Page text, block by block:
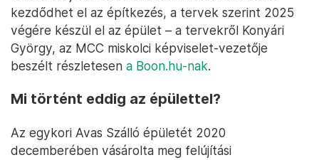
kezdődhet el az építkezés, a tervek szerint 2025
végére készül el az épület – a tervekről Konyári
György, az MCC miskolci képviselet-vezetője
beszélt részletesen a Boon.hu-nak.
Mi történt eddig az épülettel?
Az egykori Avas Szálló épületét 2020
decemberében vásárolta meg felújítási